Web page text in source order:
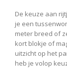
De keuze aan
je een
meter breed of
kort blokje of
uitzicht op het
heb je volop